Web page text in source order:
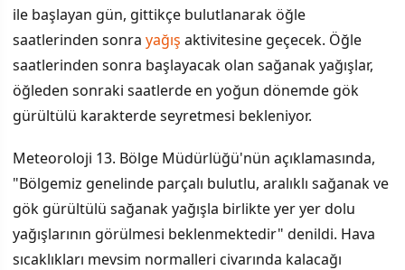
ile başlayan gün, gittikçe bulutlanarak öğle
saatlerinden sonra yağış aktivitesine geçecek. Öğle
saatlerinden sonra başlayacak olan sağanak yağışlar,
öğleden sonraki saatlerde en yoğun dönemde gök
gürültülü karakterde seyretmesi bekleniyor.
Meteoroloji 13. Bölge Müdürlüğü'nün açıklamasında,
"Bölgemiz genelinde parçalı bulutlu, aralıklı sağanak ve
gök gürültülü sağanak yağışla birlikte yer yer dolu
yağışlarının görülmesi beklenmektedir" denildi. Hava
sıcaklıkları mevsim normalleri civarında kalacağı